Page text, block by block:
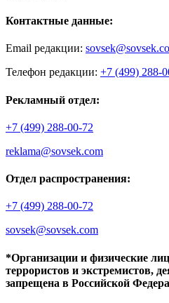
Контактные данные:
Email редакции:
Телефон редакции: +7 (499) 288-
Рекламный отдел:
+7 (499) 288-00-72
reklama@sovsek.com
Отдел распространения:
+7 (499) 288-00-72
sovsek@sovsek.com
*Организации и физические
террористов и экстремистов,
запрещена в Российской